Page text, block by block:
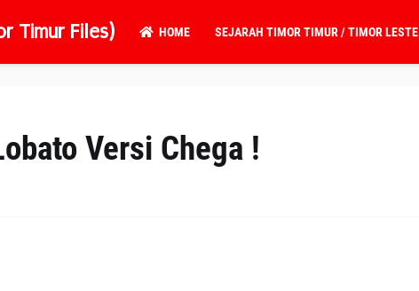
Timur Files) HOME SEJARAH TIMOR TIMUR / TIMOR LESTE
Versi Chega !